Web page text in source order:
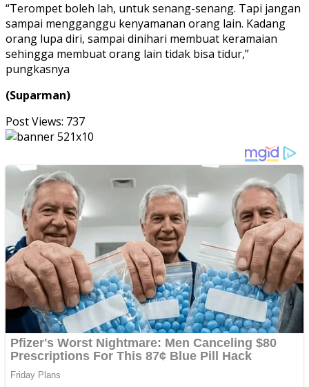
“Terompet boleh lah, untuk senang-senang. Tapi jangan
sampai mengganggu kenyamanan orang lain. Kadang
orang lupa diri, sampai dinihari membuat keramaian
sehingga membuat orang lain tidak bisa tidur,”
pungkasnya
(Suparman)
Post Views: 737